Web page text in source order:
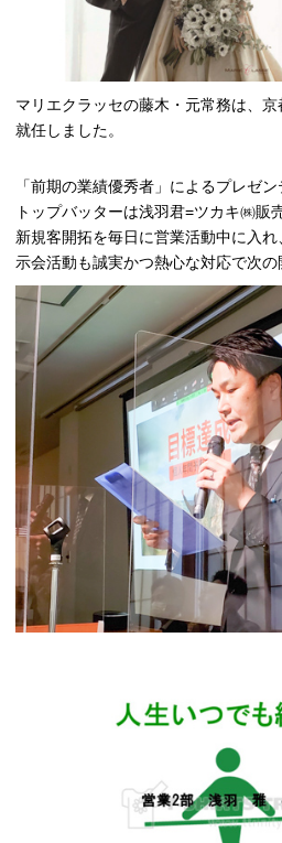
マリエクラッセの藤木・元常務は、
就任しました。
「前期の業績優秀者」によるプレゼン
トップバッターは浅羽君=ツカキ㈱販
新規客開拓を毎日に営業活動中に入
示会活動も誠実かつ熱心な対応で次の